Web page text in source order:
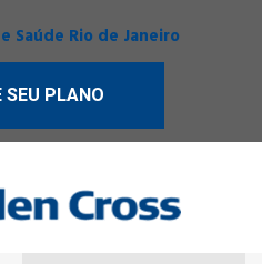
Saúde Rio de Janeiro
SEU PLANO